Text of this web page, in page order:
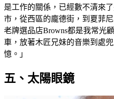
是工作的關係，已經數不清來
市，從西區的龐德街，到夏菲尼
老牌選品店Browns都是我常光
車，放著木匠兄妹的音樂到處
憶。」
五、太陽眼鏡